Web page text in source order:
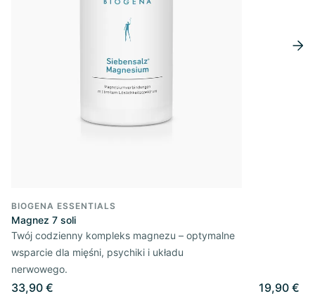
BIOGENA ESSENTIALS
Magnez 7 soli
Twój codzienny kompleks magnezu – optymalne
wsparcie dla mięśni, psychiki i układu
nerwowego.
33,90 € 19,90 €